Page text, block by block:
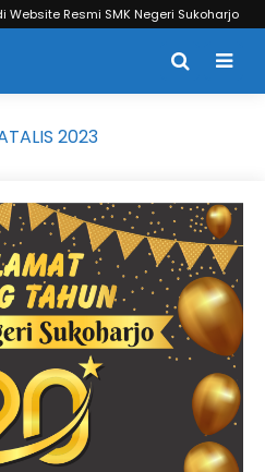
SMK Negeri Sukoharjo
2023